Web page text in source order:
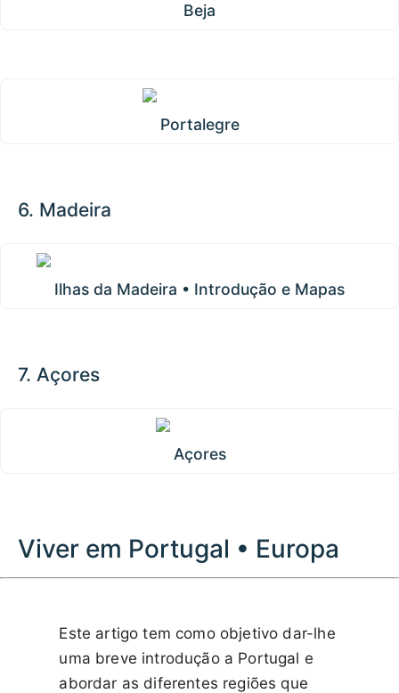
Beja
Portalegre
6. Madeira
Ilhas da Madeira • Introdução e Mapas
7. Açores
Açores
Viver em Portugal • Europa
Este artigo tem como objetivo dar-lhe
uma breve introdução a Portugal e
abordar as diferentes regiões que